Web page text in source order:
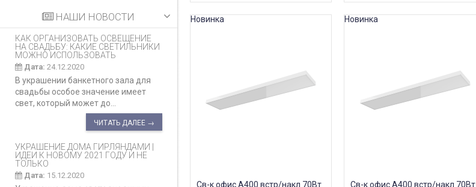
НАШИ НОВОСТИ
КАК ОРГАНИЗОВАТЬ ОСВЕЩЕНИЕ
НА СВАДЬБУ: КАКИЕ СВЕТИЛЬНИКИ
МОЖНО ИСПОЛЬЗОВАТЬ
Дата: 24.12.2020
В украшении банкетного зала для
свадьбы особое значение имеет
свет, который может до...
ЧИТАТЬ ДАЛЕЕ →
УКРАШЕНИЕ ДОМА ГИРЛЯНДАМИ |
ИДЕИ К НОВОМУ 2021 ГОДУ И НЕ
ТОЛЬКО
Дата: 15.12.2020
Св-к офис A400 встр/накл 70Вт
Новинка
Св-к офис A400 встр/накл 70Вт
Новинка